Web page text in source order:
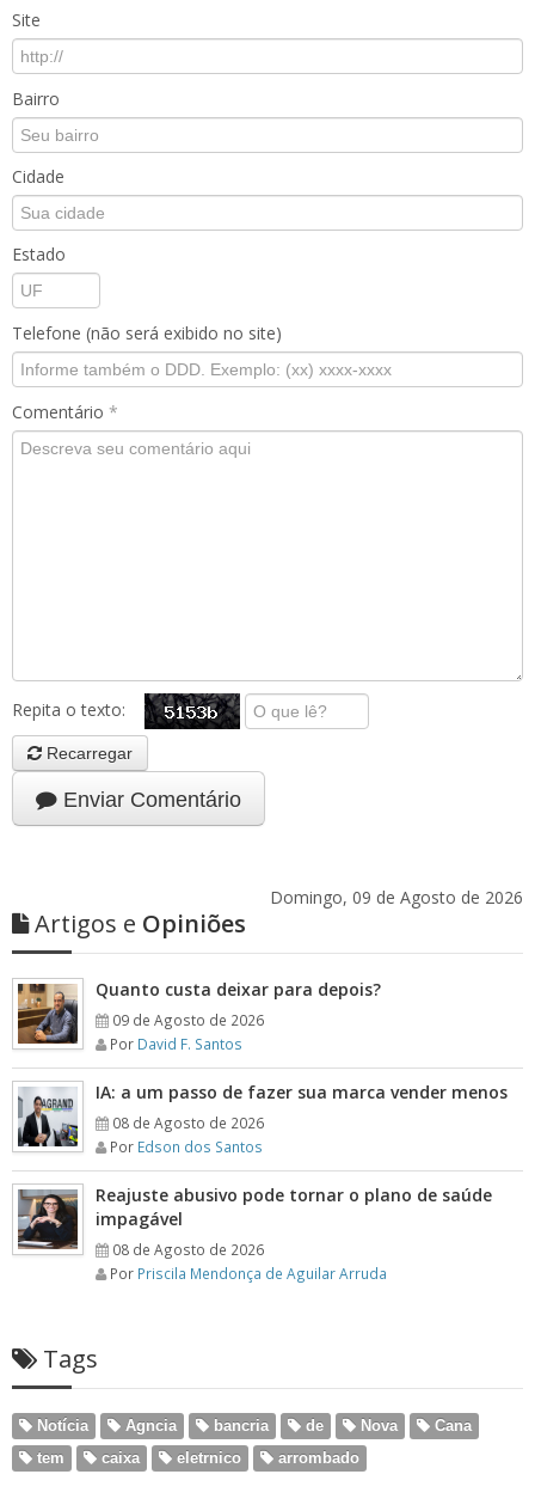
Site
Bairro
Cidade
Estado
Telefone (não será exibido no site)
Comentário *
Repita o texto:
Recarregar
Enviar Comentário
Domingo, 09 de Agosto de 2026
Artigos e Opiniões
Quanto custa deixar para depois?
09 de Agosto de 2026
Por David F. Santos
IA: a um passo de fazer sua marca vender menos
08 de Agosto de 2026
Por Edson dos Santos
Reajuste abusivo pode tornar o plano de saúde
impagável
08 de Agosto de 2026
Por Priscila Mendonça de Aguilar Arruda
Tags
Notícia Agncia bancria de Nova
Cana
tem
caixa eletrnico arrombado